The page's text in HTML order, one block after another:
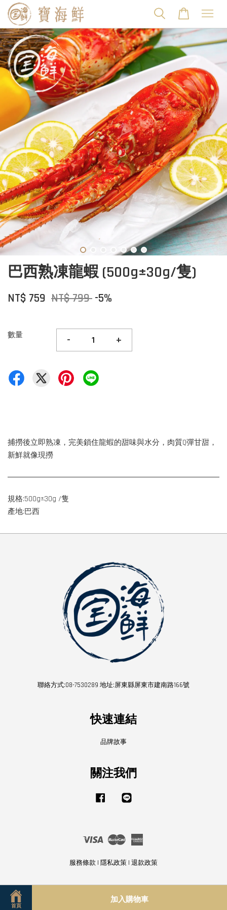
巴西熟凍龍蝦 (500g±30g/隻)
NT$ 759 NT$ 799 -5%
數量 - +
首頁
加入購物車
捕撈後立即熟凍，完美鎖住龍蝦的甜味與水分，肉質Q彈甘甜，
新鮮就像現撈
規格:500g±30g /隻
產地:巴西
聯絡方式:08-7530289 地址:屏東縣屏東市建南路166號
快速連結
品牌故事
關注我們
Facebook
Visa Master
服務條款 | 隱私政策 | 退款政策